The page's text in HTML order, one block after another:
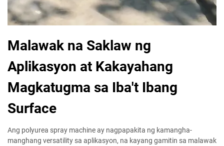
Malawak na Saklaw ng
Aplikasyon at Kakayahang
Magkatugma sa Iba't Ibang
Surface
Ang polyurea spray machine ay nagpapakita ng kamangha-
manghang versatility sa aplikasyon, na kayang gamitin sa malawak